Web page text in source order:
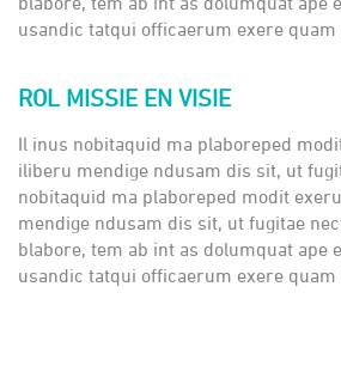
usandic tatqui officaerum exere quam
ROL MISSIE EN VISIE
Il inus nobitaquid ma plaboreped
iliberu mendige ndusam dis sit, ut
nobitaquid ma plaboreped modit
mendige ndusam dis sit, ut fugitae
blabore, tem ab int as dolumquat ape
usandic tatqui officaerum exere quam